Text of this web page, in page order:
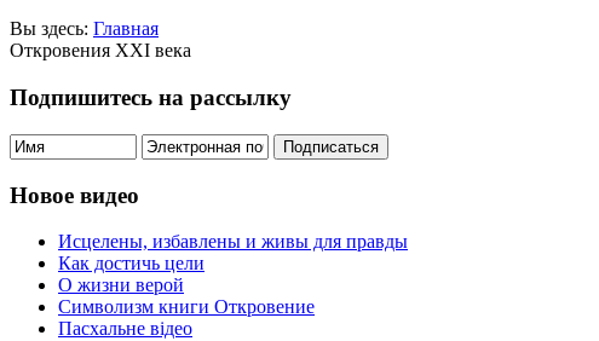
Вы здесь: Главная
Откровения ХХІ века
Подпишитесь на рассылку
Новое видео
Исцелены, избавлены и живы для правды
Как достичь цели
О жизни верой
Символизм книги Откровение
Пасхальне відео